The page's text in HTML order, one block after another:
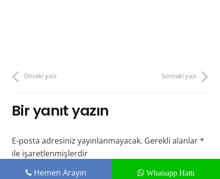
Önceki yazı Sonraki yazı
Bir yanıt yazın
E-posta adresiniz yayınlanmayacak. Gerekli alanlar*
ile işaretlenmişlerdir
Hemen Arayın Whatsapp Hattı